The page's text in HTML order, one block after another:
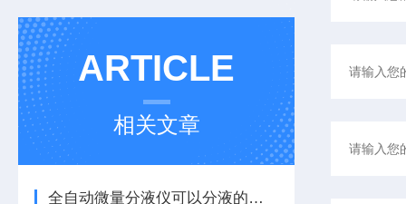
ARTICLE
相关文章
全自动微量分液仪可以分液的物料